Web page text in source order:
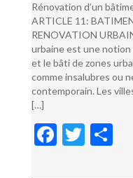
Rénovation d’un
ARTICLE 11:
RENOVATION
urbaine est une notion
et le bâti de zones
comme insalubres ou
contemporain. Les
[…]
F
T